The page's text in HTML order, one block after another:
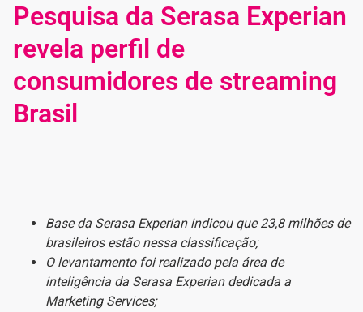
Pesquisa da Serasa Experian
revela perfil de
consumidores de streaming
Brasil
Base da Serasa Experian indicou que 23,8 milhões de
brasileiros estão nessa classificação;
O levantamento foi realizado pela área de
inteligência da Serasa Experian dedicada a
Marketing Services;